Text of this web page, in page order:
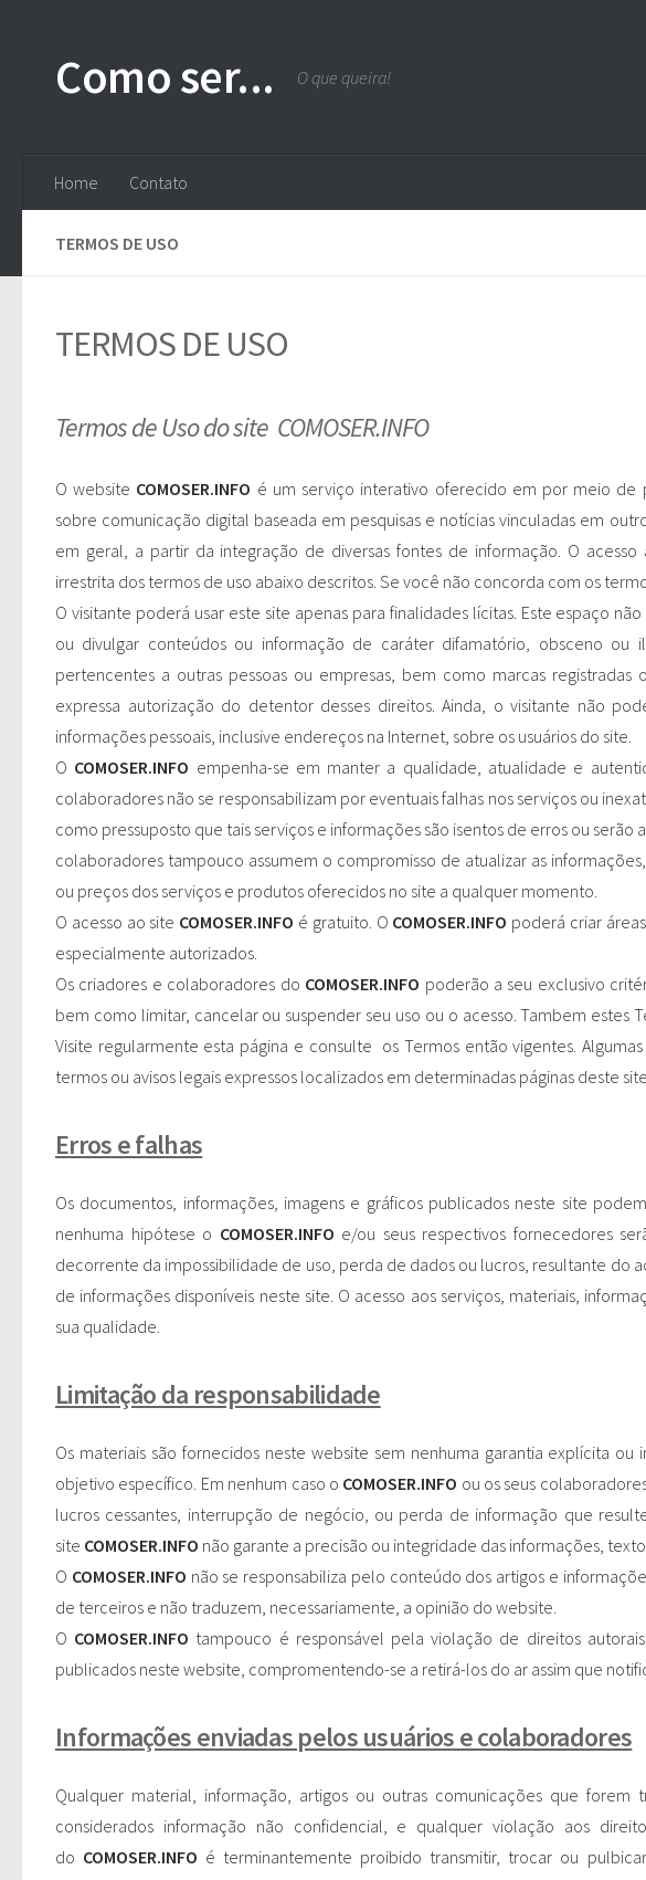
Como ser... O que queira!
Home Contato
TERMOS DE USO
TERMOS DE USO
Termos de Uso do site COMOSER.INFO
O website COMOSER.INFO é um serviço interativo oferecido em por meio
sobre comunicação digital baseada em pesquisas e notícias vinculadas em
em geral, a partir da integração de diversas fontes de informação. O acesso
irrestrita dos termos de uso abaixo descritos. Se você não concorda com os
O visitante poderá usar este site apenas para finalidades lícitas. Este espaço
ou divulgar conteúdos ou informação de caráter difamatório, obsceno ou
pertencentes a outras pessoas ou empresas, bem como marcas
expressa autorização do detentor desses direitos. Ainda, o visitante não
informações pessoais, inclusive endereços na Internet, sobre os usuários do site.
O COMOSER.INFO empenha-se em manter a qualidade, atualidade e
colaboradores não se responsabilizam por eventuais falhas nos serviços ou
como pressuposto que tais serviços e informações são isentos de erros ou serão
colaboradores tampouco assumem o compromisso de atualizar as
ou preços dos serviços e produtos oferecidos no site a qualquer momento.
O acesso ao site COMOSER.INFO é gratuito. O COMOSER.INFO poderá criar
especialmente autorizados.
Os criadores e colaboradores do COMOSER.INFO poderão a seu exclusivo
bem como limitar, cancelar ou suspender seu uso ou o acesso. Tambem
Visite regularmente esta página e consulte os Termos então vigentes.
termos ou avisos legais expressos localizados em determinadas páginas deste
Erros e falhas
Os documentos, informações, imagens e gráficos publicados neste site
nenhuma hipótese o COMOSER.INFO e/ou seus respectivos fornecedores
decorrente da impossibilidade de uso, perda de dados ou lucros, resultante do
de informações disponíveis neste site. O acesso aos serviços, materiais,
sua qualidade.
Limitação da responsabilidade
Os materiais são fornecidos neste website sem nenhuma garantia explícita
objetivo específico. Em nenhum caso o COMOSER.INFO ou os seus
lucros cessantes, interrupção de negócio, ou perda de informação que
site COMOSER.INFO não garante a precisão ou integridade das informações,
O COMOSER.INFO não se responsabiliza pelo conteúdo dos artigos e
de terceiros e não traduzem, necessariamente, a opinião do website.
O COMOSER.INFO tampouco é responsável pela violação de direitos
publicados neste website, compromentendo-se a retirá-los do ar assim que
Informações enviadas pelos usuários e colaboradores
Qualquer material, informação, artigos ou outras comunicações que forem
considerados informação não confidencial, e qualquer violação aos
do COMOSER.INFO é terminantemente proibido transmitir, trocar ou